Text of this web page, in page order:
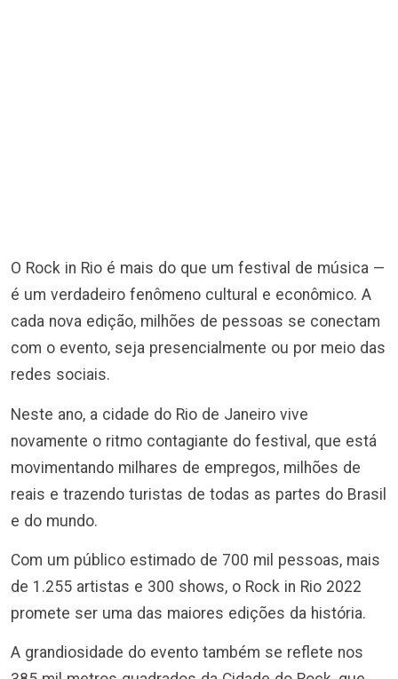
O Rock in Rio é mais do que um festival de música —
é um verdadeiro fenômeno cultural e econômico. A
cada nova edição, milhões de pessoas se conectam
com o evento, seja presencialmente ou por meio das
redes sociais.
Neste ano, a cidade do Rio de Janeiro vive
novamente o ritmo contagiante do festival, que está
movimentando milhares de empregos, milhões de
reais e trazendo turistas de todas as partes do Brasil
e do mundo.
Com um público estimado de 700 mil pessoas, mais
de 1.255 artistas e 300 shows, o Rock in Rio 2022
promete ser uma das maiores edições da história.
A grandiosidade do evento também se reflete nos